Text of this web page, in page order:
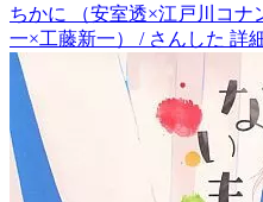
ちかに （安室透×江戸川コナ
一×工藤新一） / さんした 詳